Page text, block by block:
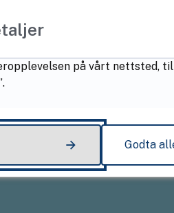
på vårt nettsted,
Godta